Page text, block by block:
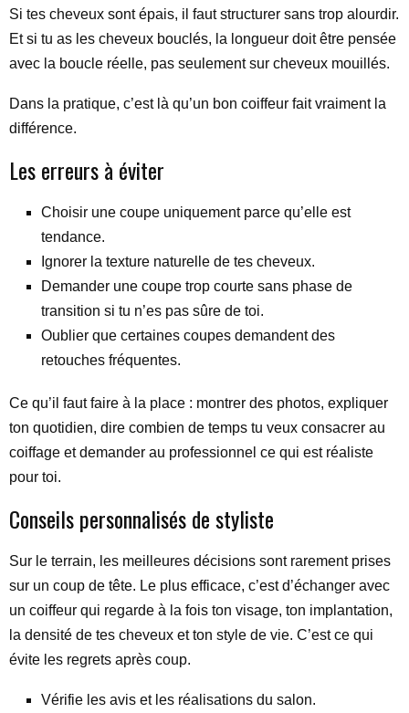
Si tes cheveux sont épais, il faut structurer sans trop alourdir.
Et si tu as les cheveux bouclés, la longueur doit être pensée
avec la boucle réelle, pas seulement sur cheveux mouillés.
Dans la pratique, c’est là qu’un bon coiffeur fait vraiment la
différence.
Les erreurs à éviter
Choisir une coupe uniquement parce qu’elle est
tendance.
Ignorer la texture naturelle de tes cheveux.
Demander une coupe trop courte sans phase de
transition si tu n’es pas sûre de toi.
Oublier que certaines coupes demandent des
retouches fréquentes.
Ce qu’il faut faire à la place : montrer des photos, expliquer
ton quotidien, dire combien de temps tu veux consacrer au
coiffage et demander au professionnel ce qui est réaliste
pour toi.
Conseils personnalisés de styliste
Sur le terrain, les meilleures décisions sont rarement prises
sur un coup de tête. Le plus efficace, c’est d’échanger avec
un coiffeur qui regarde à la fois ton visage, ton implantation,
la densité de tes cheveux et ton style de vie. C’est ce qui
évite les regrets après coup.
Vérifie les avis et les réalisations du salon.